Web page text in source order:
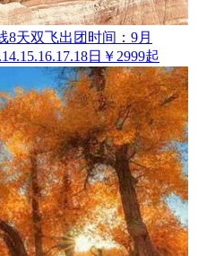
8天双飞出团时间：9月
日 ￥2999起